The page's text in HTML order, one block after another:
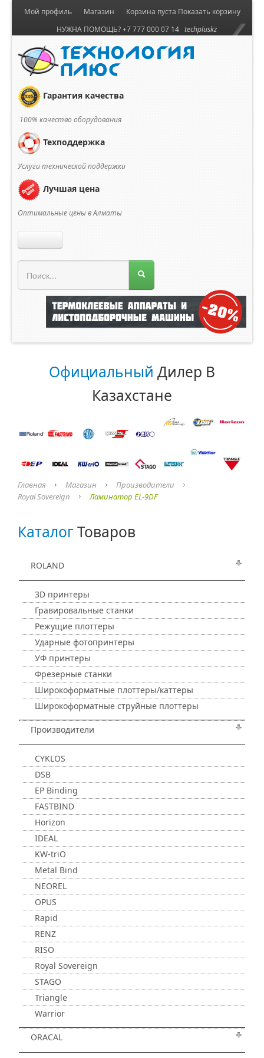
Корзина пуста Показать корзину
Мой профиль
Магазин
НУЖНА ПОМОЩЬ? +7 777 000 07 14 techpluskz
Гарантия качества
100% качество оборудования
Техподдержка
Услуги технической поддержки
Лучшая цена
Оптимальные цены в Алматы
Меню магазина
О компании
Официальный Дилер В
Казахстане
Главная Магазин
Производители
Royal Sovereign
Ламинатор EL-9DF
КаталогТоваров
ROLAND
3D принтеры
Гравировальные станки
Режущие плоттеры
Ударные фотопринтеры
УФ принтеры
Фрезерные станки
Широкоформатные плоттеры/каттеры
Широкоформатные струйные плоттеры
Производители
CYKLOS
DSB
EP Binding
FASTBIND
Horizon
IDEAL
KW-triO
Metal Bind
NEOREL
OPUS
Rapid
RENZ
RISO
Royal Sovereign
STAGO
Triangle
Warrior
ORACAL